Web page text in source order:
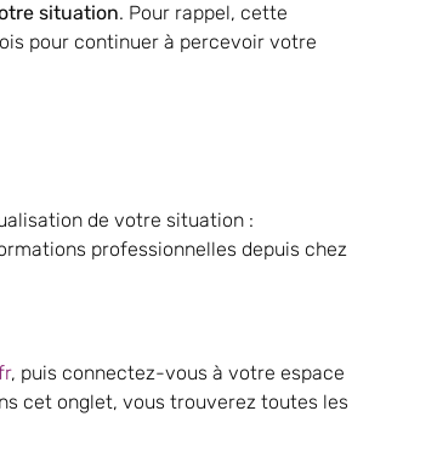
situation. Pour rappel, cette
pour continuer à percevoir votre
de votre situation :
professionnelles depuis chez
, puis connectez-vous à votre espace
cet onglet, vous trouverez toutes les